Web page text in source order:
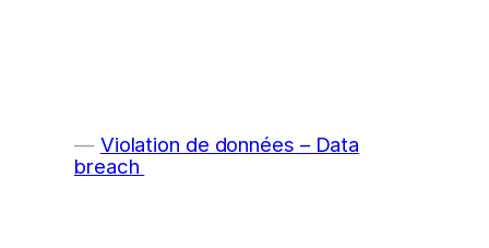
Violation de données – Data
breach